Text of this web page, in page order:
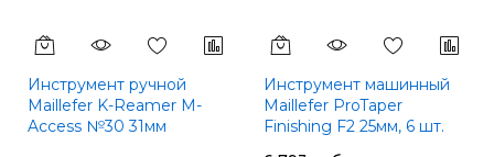
Инструмент ручной
Maillefer K-Reamer M-
Access №30 31мм
Инструмент машинный
Maillefer ProTaper
Finishing F2 25мм, 6 шт.